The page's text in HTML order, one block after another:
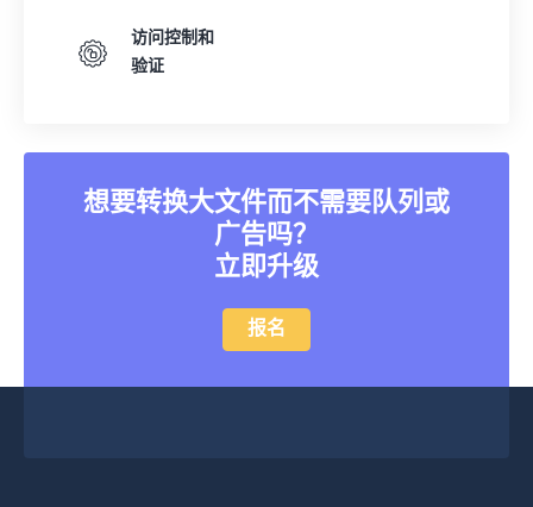
访问控制和
验证
想要转换大文件而不需要队列或
广告吗？
立即升级
报名